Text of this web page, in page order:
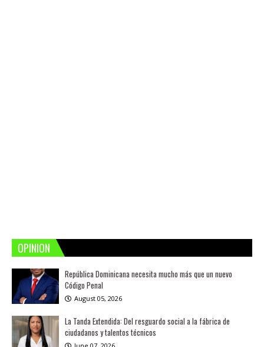
OPINION
República Dominicana necesita mucho más que un nuevo
Código Penal
August 05, 2026
La Tanda Extendida: Del resguardo social a la fábrica de
ciudadanos y talentos técnicos